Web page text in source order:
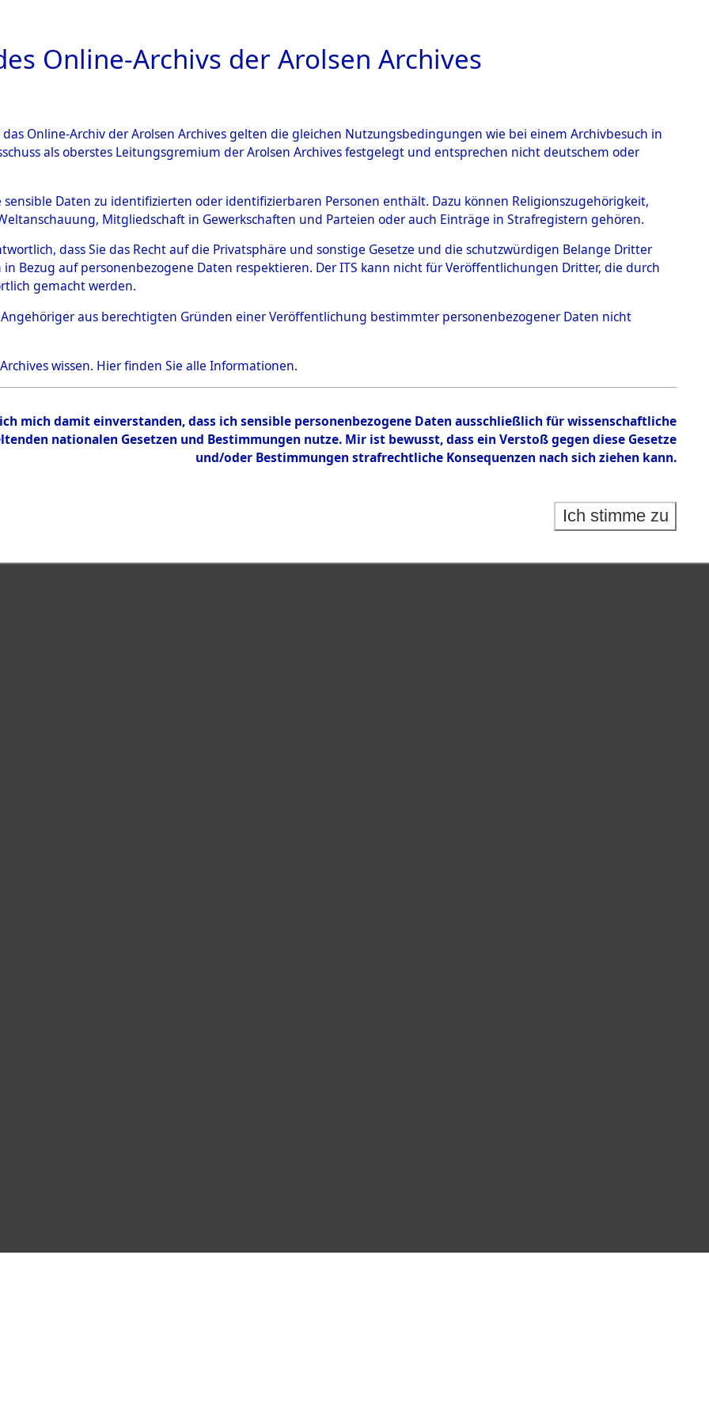
ARCHIVALE ÜBERSICHT BILD
0033 (108003047)
Person BARNAY, HENRI
Bestand
Online-Archivs der Arolsen Archives
Online-Archiv der Arolsen Archives gelten die gleichen Nutzungsbedingungen wie bei einem Archivbesuch in
als oberstes Leitungsgremium der Arolsen Archives festgelegt und entsprechen nicht deutschem oder
sensible Daten zu identifizierten oder identifizierbaren Personen enthält. Dazu können Religionszugehörigkeit,
Mitgliedschaft in Gewerkschaften und Parteien oder auch Einträge in Strafregistern gehören.
dass Sie das Recht auf die Privatsphäre und sonstige Gesetze und die schutzwürdigen Belange Dritter
Bezug auf personenbezogene Daten respektieren. Der ITS kann nicht für Veröffentlichungen Dritter, die durch
gemacht werden.
Angehöriger aus berechtigten Gründen einer Veröffentlichung bestimmter personenbezogener Daten nicht
wissen. Hierfinden Sie alle Informationen.
mich damit einverstanden, dass ich sensible personenbezogene Daten ausschließlich für wissenschaftliche
nationalen Gesetzen und Bestimmungen nutze. Mir ist bewusst, dass ein Verstoß gegen diese Gesetze
und/oder Bestimmungen strafrechtliche Konsequenzen nach sich ziehen kann.
Ich stimme zu